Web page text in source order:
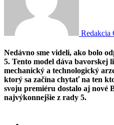
Redakcia
Nedávno sme videli, ako bolo
5. Tento model dáva bavorskej
mechanický a technologický
ktorý sa začína chytať na ten
svoju premiéru dostalo aj nové
najvýkonnejšie z rady 5.